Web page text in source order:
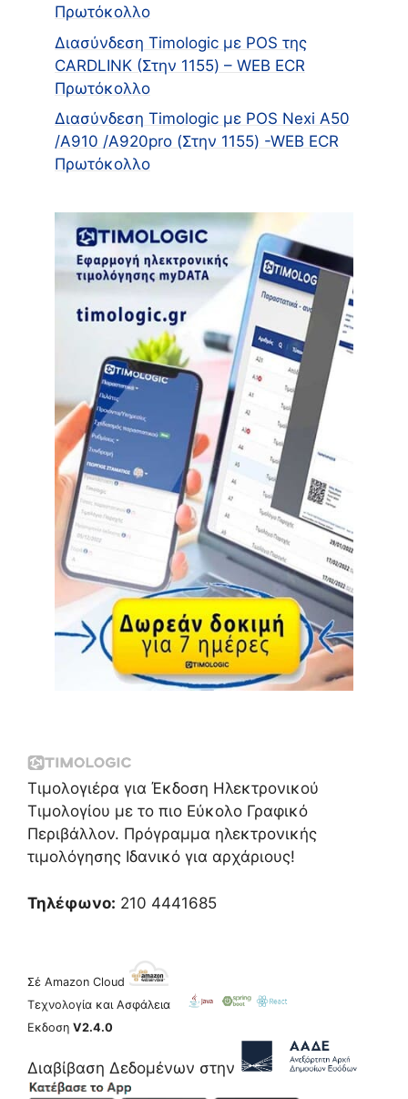
Πρωτόκολλο
Διασύνδεση Timologic με POS της
CARDLINK (Στην 1155) – WEB ECR
Πρωτόκολλο
Διασύνδεση Timologic με POS Nexi A50
/A910 /Α920pro (Στην 1155) -WEB ECR
Πρωτόκολλο
Τιμολογιέρα για Έκδοση Ηλεκτρονικού
Τιμολογίου με το πιο Εύκολο Γραφικό
Περιβάλλον. Πρόγραμμα ηλεκτρονικής
τιμολόγησης Ιδανικό για αρχάριους!
Τηλέφωνο: 210 4441685
Σέ Amazon Cloud
Τεχνολογία και Ασφάλεια
Εκδοση V2.4.0
Διαβίβαση Δεδομένων στην